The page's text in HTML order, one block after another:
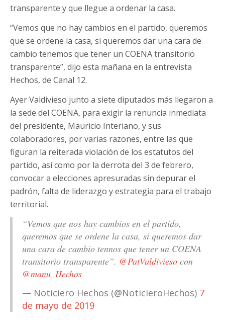
transparente y que llegue a ordenar la casa.
“Vemos que no hay cambios en el partido, queremos
que se ordene la casa, si queremos dar una cara de
cambio tenemos que tener un COENA transitorio
transparente”, dijo esta mañana en la entrevista
Hechos, de Canal 12.
Ayer Valdivieso junto a siete diputados más llegaron a
la sede del COENA, para exigir la renuncia inmediata
del presidente, Mauricio Interiano, y sus
colaboradores, por varias razones, entre las que
figuran la reiterada violación de los estatutos del
partido, así como por la derrota del 3 de febrero,
convocar a elecciones apresuradas sin depurar el
padrón, falta de liderazgo y estrategia para el trabajo
territorial.
“Vemos que nos hay cambios en el partido,
queremos que se ordene la casa, si queremos dar
una cara de cambio tennos que tener un COENA
transitorio transparente”. @PatValdivieso con
@manu_Hechos
— Noticiero Hechos (@NoticieroHechos) 7
de mayo de 2019